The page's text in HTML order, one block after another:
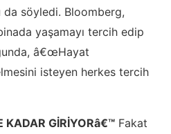
da söyledi. Bloomberg,
yaşamayı tercih edip
â€œHayat
isteyen herkes tercih
KADAR GİRİYORâ€™ Fakat